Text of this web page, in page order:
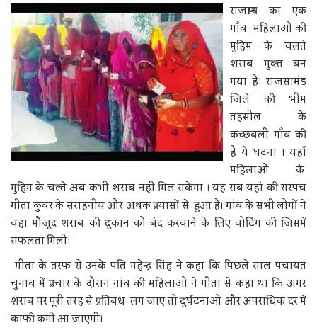
राजस्थान का एक
गाँव महिलाओं की
मुहिम के चलते
शराब मुक्‍त बन
गया है। राजसामंड
जिले की भीम
तहसील के
कच्छबली गाँव की
है ये घटना । यहाँ
महिलाओं के
मुहिम के चल्‍ते अब कभी शराब नहीं मिल सकेगा । यह सब यहां की सरपंच
गीता कुंवर के सराहनीय और अथक प्रयासों से हुआ है। गांव के सभी लोगों ने
वहां मौजूद शराब की दुकान को बंद करवाने के लिए वोटिंग की जिसमें
सफलता मिली।
गीता के तरफ से उनके पति महेन्द्र सिंह ने कहा कि पिछले साल पंचायत
चुनाव में प्रचार के दौरान गांव की महिलाओं ने गीता से कहा था कि अगर
शराब पर पूरी तरह से प्रतिबंध लग जाए तो दुर्घटनाओं और अपराधिक दर में
काफी कमी आ जाएगी।